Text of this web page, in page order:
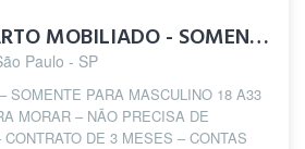
BUTANTÃ- QUARTO MOBILIADO - SOMENTE PARA...
Paulo - SP
SOMENTE PARA MASCULINO 18 A33
MORAR – NÃO PRECISA DE
DE 3 MESES – CONTAS